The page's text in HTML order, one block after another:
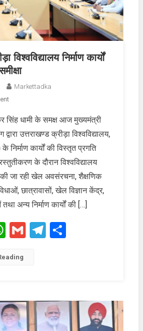
विश्वविद्यालय निर्माण कार्यों
Markettadka
On
क्रीड़ा
विश्वविद्यालय
निर्माण
कार्यों
की
प्रगति
की
समीक्षा
सिंह धामी के समक्ष आज मुख्यमंत्री
उत्तराखण्ड क्रीड़ा विश्वविद्यालय,
निर्माण कार्यों की विस्तृत प्रगति
के दौरान विश्वविद्यालय
जा रही खेल अवसंरचना, शैक्षणिक
छात्रावासों, खेल विज्ञान केंद्र,
अन्य निर्माण कार्यों की […]
WhatsApp
GmailTelegram
Share